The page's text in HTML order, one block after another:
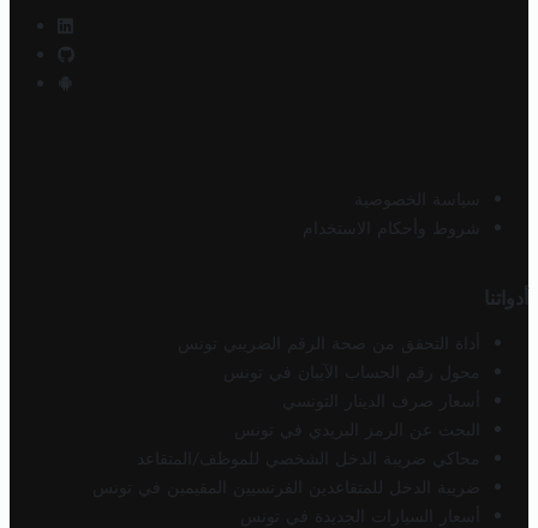
سياسة الخصوصية
شروط وأحكام الاستخدام
أدواتنا
أداة التحقق من صحة الرقم الضريبي تونس
محول رقم الحساب الآيبان في تونس
أسعار صرف الدينار التونسي
البحث عن الرمز البريدي في تونس
محاكي ضريبة الدخل الشخصي للموظف/المتقاعد
ضريبة الدخل للمتقاعدين الفرنسيين المقيمين في تونس
أسعار السيارات الجديدة في تونس